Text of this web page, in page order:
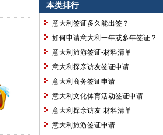
本类排行
意大利签证多久能出签？
如何申请意大利一年或多年签证？
意大利旅游签证-材料清单
意大利探亲访友签证申请
意大利商务签证申请
意大利文化体育活动签证申请
意大利探亲访友-材料清单
意大利旅游签证申请